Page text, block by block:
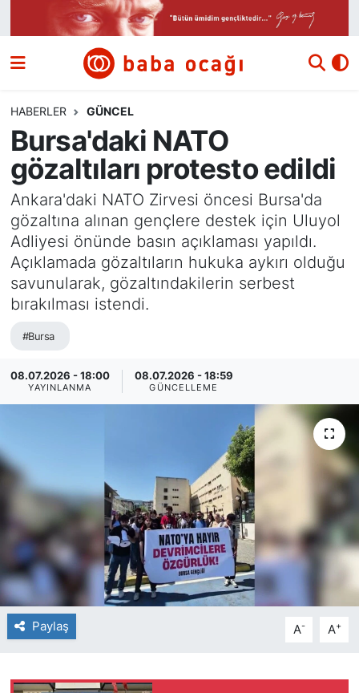
HABERLER GÜNCEL
Bursa'daki NATO
gözaltıları protesto edildi
Ankara'daki NATO Zirvesi öncesi Bursa'da
gözaltına alınan gençlere destek için Uluyol
Adliyesi önünde basın açıklaması yapıldı.
Açıklamada gözaltıların hukuka aykırı olduğu
savunularak, gözaltındakilerin serbest
bırakılması istendi.
#Bursa
08.07.2026 - 18:00
YAYINLANMA
08.07.2026 - 18:59
GÜNCELLEME
Paylaş A- A+
Siyaset
Ekonomi
Dünya
Kültür ve Sanat
Eğitim
Bilim ve Teknoloji
Nöbetçi Eczaneler
Hava Durumu
Namaz Vakitleri
Trafik Durumu
Süper Lig Puan Durumu ve Fikstür
Tüm Manşetler
Son Dakika Haberleri